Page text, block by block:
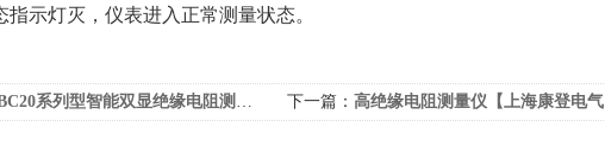
指示灯灭，仪表进入正常测量状态。
系列型智能双显绝缘电阻测试仪产品特性与技术参数 下一篇： 高绝缘电阻测量仪【上海康登电气】讲解